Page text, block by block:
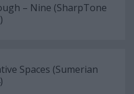
– Nine (SharpTone
Spaces (Sumerian